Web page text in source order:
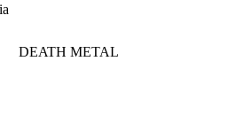
DEATH METAL